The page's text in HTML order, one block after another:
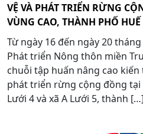
VỆ VÀ PHÁT TRIỂN RỪNG
VÙNG CAO, THÀNH PHỐ HUẾ
Từ ngày 16 đến ngày 20
Phát triển Nông thôn miền
chuỗi tập huấn nâng cao kiến
phát triển rừng cộng đồng tại
Lưới 4 và xã A Lưới 5, thành […]